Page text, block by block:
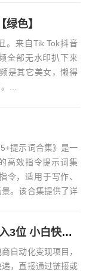
...色】
。来自Tik Tok抖音
全部无水印扒下来
是其它美女，懒得
...
提示词合集》是一
高效指令提示词集
令，适用于写作、
。该合集提供了详
最新拼多多虚拟电商实操手册 单店日入3位 小白快速上手【附赠选品工具】
自动化变现项目，
，直接通过链接或